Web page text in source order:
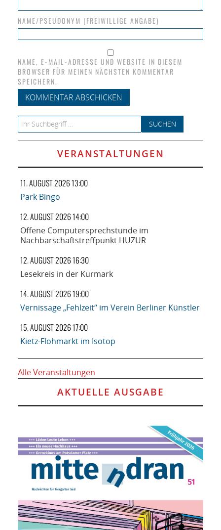
NAME/PSEUDONYM (FREIWILLIGE ANGABE)
NAME, E-MAIL-ADRESSE UND WEBSITE IN DIESEM
BROWSER FÜR MEINEN NÄCHSTEN KOMMENTAR
SPEICHERN.
Search for:
VERANSTALTUNGEN
11. AUGUST 2026 13:00
Park Bingo
12. AUGUST 2026 14:00
Offene Computersprechstunde im
Nachbarschaftstreffpunkt HUZUR
12. AUGUST 2026 16:30
Lesekreis in der Kurmark
14. AUGUST 2026 19:00
Vernissage „Fehlzeit“ im Verein Berliner Künstler
15. AUGUST 2026 17:00
Kietz-Flohmarkt im Isotop
Alle Veranstaltungen
AKTUELLE AUSGABE